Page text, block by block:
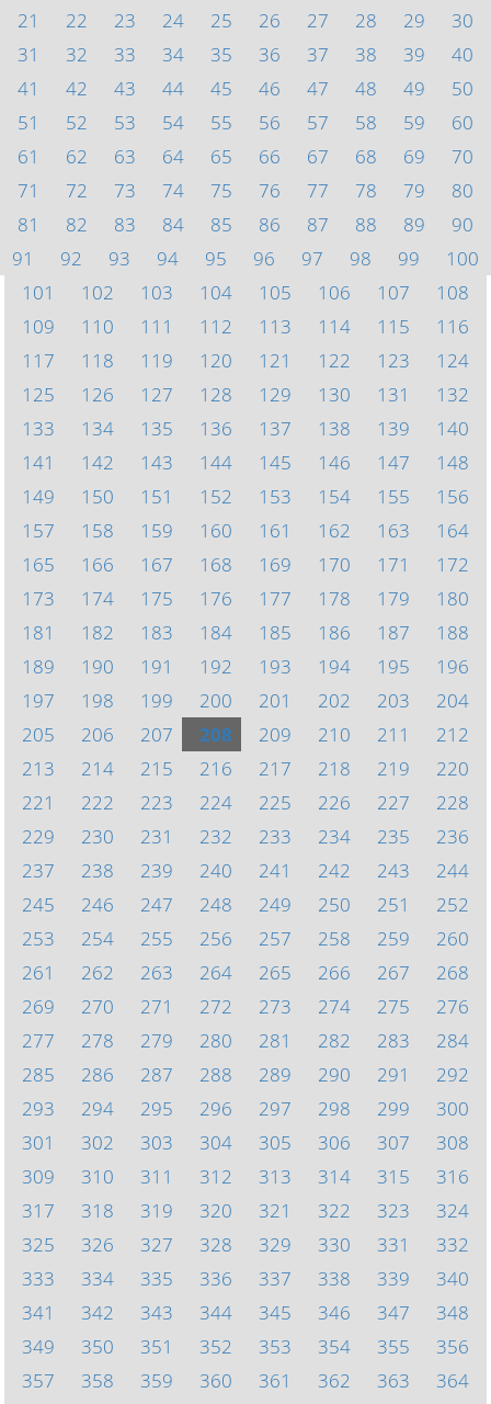
21
22 23 24 25 26 27 28 29
30
31
32 33 34 35 36 37 38 39
40
41
42 43 44 45 46 47 48 49
50
51
52 53 54 55 56 57 58 59
60
61
62 63 64 65 66 67 68 69
70
71
72 73 74 75 76 77 78 79
80
81
82 83 84 85 86 87 88 89
90
91
92 93 94 95 96 97 98 99
100
101
102 103 104 105 106 107
108
109
110 111 112 113 114 115
116
117
118 119 120 121 122 123
124
125
126 127 128 129 130 131
132
133
134 135 136 137 138 139
140
141
142 143 144 145 146 147
148
149
150 151 152 153 154 155
156
157
158 159 160 161 162 163
164
165
166 167 168 169 170 171
172
173
174 175 176 177 178 179
180
181
182 183 184 185 186 187
188
189
190 191 192 193 194 195
196
197
198 199 200 201 202 203
204
205
206 207 208 209 210 211
212
213
214 215 216 217 218 219
220
221
222 223 224 225 226 227
228
229
230 231 232 233 234 235
236
237
238 239 240 241 242 243
244
245
246 247 248 249 250 251
252
253
254 255 256 257 258 259
260
261
262 263 264 265 266 267
268
269
270 271 272 273 274 275
276
277
278 279 280 281 282 283
284
285
286 287 288 289 290 291
292
293
294 295 296 297 298 299
300
301
302 303 304 305 306 307
308
309
310 311 312 313 314 315
316
317
318 319 320 321 322 323
324
325
326 327 328 329 330 331
332
333
334 335 336 337 338 339
340
341
342 343 344 345 346 347
348
349
350 351 352 353 354 355
356
357
358 359 360 361 362 363
364